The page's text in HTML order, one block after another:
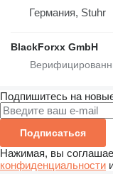
Германия, Stuhr
BlackForxx GmbH
Подпишитесь на
Подписаться
Нажимая, вы
конфиденциальности